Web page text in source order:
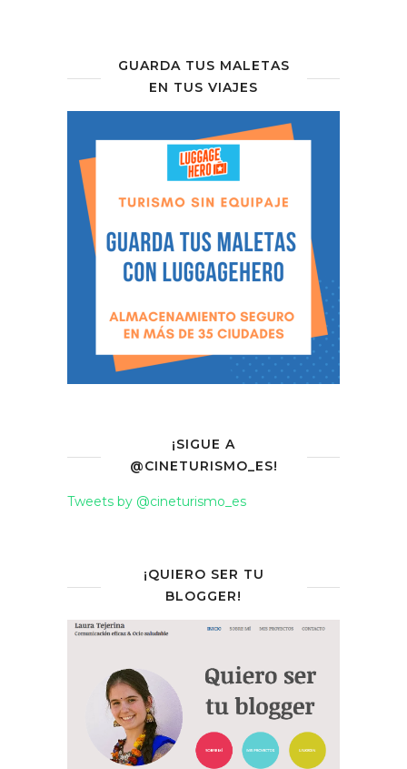
GUARDA TUS MALETAS
EN TUS VIAJES
¡SIGUE A
@CINETURISMO_ES!
Tweets by @cineturismo_es
¡QUIERO SER TU
BLOGGER!